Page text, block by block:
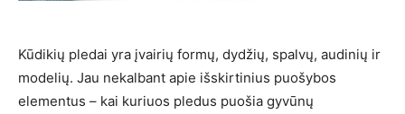
Kūdikių pledai yra įvairių formų, dydžių, spalvų, audinių ir
modelių. Jau nekalbant apie išskirtinius puošybos
elementus – kai kuriuos pledus puošia gyvūnų